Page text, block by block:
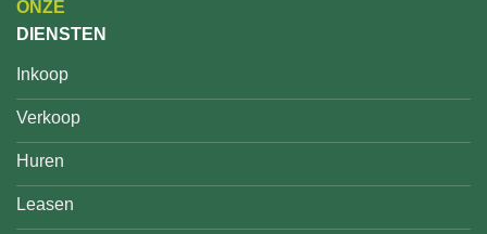
ONZE
DIENSTEN
Inkoop
Verkoop
Huren
Leasen